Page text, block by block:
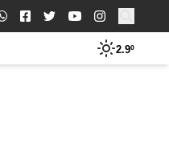
Buscar:
2.9º